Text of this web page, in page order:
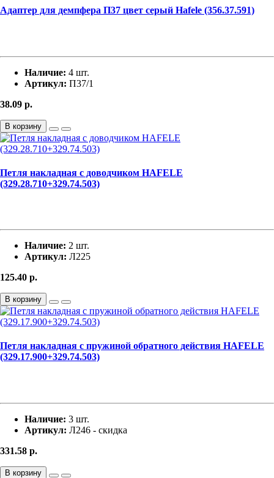
Адаптер для демпфера П37 цвет серый Hafele (356.37.591)
Наличие: 4 шт.
Артикул: П37/1
38.09 р.
В корзину
Петля накладная с доводчиком HAFELE
(329.28.710+329.74.503)
Наличие: 2 шт.
Артикул: Л225
125.40 р.
В корзину
Петля накладная с пружиной обратного действия HAFELE
(329.17.900+329.74.503)
Наличие: 3 шт.
Артикул: Л246 - скидка
331.58 р.
В корзину